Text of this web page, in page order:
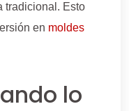
tradicional. Esto
en moldes
lo